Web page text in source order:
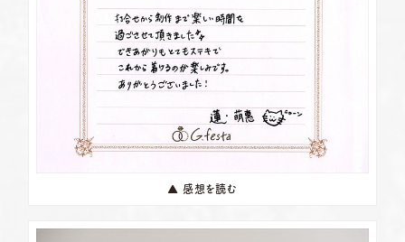
▲ 感想を読む